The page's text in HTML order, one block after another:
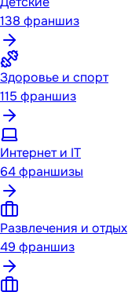
138 франшиз
Здоровье и спорт
115 франшиз
Интернет и IT
64франшизы
Развлечения и отдых
49 франшиз